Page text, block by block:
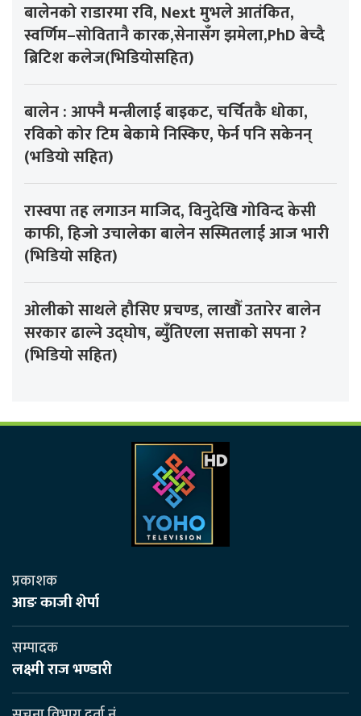
बालेनको राडारमा रवि, Next मुभले आतंकित,
स्वर्णिम–सोवितानै कारक,सेनासँग झमेला,PhD बेच्दै
ब्रिटिश कलेज(भिडियोसहित)
बालेन : आफ्नै मन्त्रीलाई बाइकट, चर्चितकै धोका,
रविको कोर टिम बेकामे निस्किए, फेर्न पनि सकेनन्
(भडियो सहित)
रास्वपा तह लगाउन माजिद, विनुदेखि गोविन्द केसी
काफी, हिजो उचालेका बालेन सस्मितलाई आज भारी
(भिडियो सहित)
ओलीको साथले हौसिए प्रचण्ड, लाखौँ उतारेर बालेन
सरकार ढाल्ने उद्घोष, ब्युँतिएला सत्ताको सपना ?
(भिडियो सहित)
प्रकाशक
आङ काजी शेर्पा
सम्पादक
लक्ष्मी राज भण्डारी